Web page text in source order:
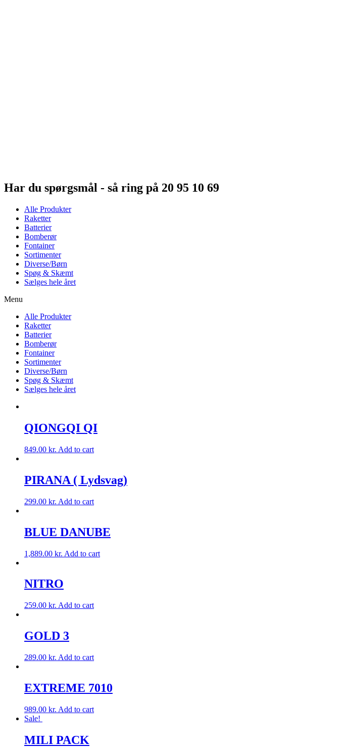
Har du spørgsmål - så ring på 20 95 10 69
Alle Produkter
Raketter
Batterier
Bomberør
Fontainer
Sortimenter
Diverse/Børn
Spøg & Skæmt
Sælges hele året
Menu
Alle Produkter
Raketter
Batterier
Bomberør
Fontainer
Sortimenter
Diverse/Børn
Spøg & Skæmt
Sælges hele året
QIONGQI QI
849.00 kr. Add to cart
PIRANA ( Lydsvag)
299.00 kr. Add to cart
BLUE DANUBE
1,889.00 kr. Add to cart
NITRO
259.00 kr. Add to cart
GOLD 3
289.00 kr. Add to cart
EXTREME 7010
989.00 kr. Add to cart
Sale!
MILI PACK